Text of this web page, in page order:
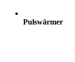
Pulswärmer